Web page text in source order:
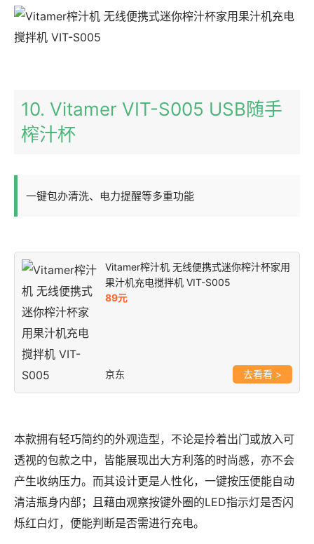
10. Vitamer VIT-S005 USB随手
榨汁杯
一键包办清洗、电力提醒等多重功能
Vitamer榨汁机 无线便携式迷你榨汁杯家用
果汁机充电搅拌机 VIT-S005
89元
京东 >
本款拥有轻巧简约的外观造型，不论是拎着出门或放入可
透视的包款之中，皆能展现出大方利落的时尚感，亦不会
产生收纳压力。而其设计更是人性化，一键按压便能自动
清洁瓶身内部；且藉由观察按键外圈的LED指示灯是否闪
烁红白灯，便能判断是否需进行充电。